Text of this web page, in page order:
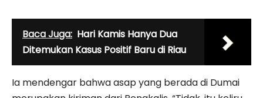
Baca Juga: Hari Kamis Hanya Dua
Ditemukan Kasus Positif Baru di Riau
Ia mendengar bahwa asap yang berada di Dumai